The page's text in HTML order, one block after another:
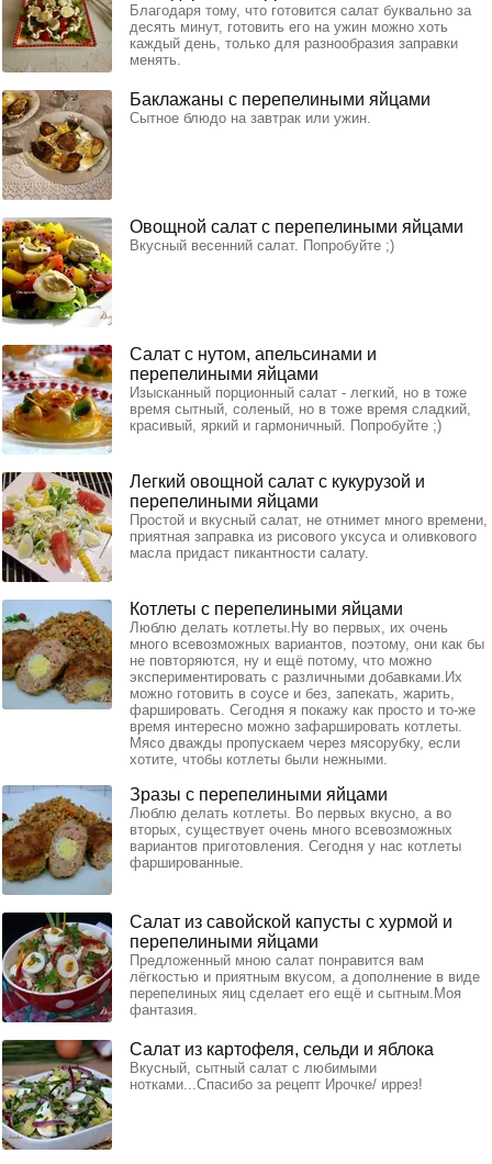
Благодаря тому, что готовится салат буквально за
десять минут, готовить его на ужин можно хоть
каждый день, только для разнообразия заправки
менять.
Баклажаны с перепелиными яйцами
Сытное блюдо на завтрак или ужин.
Овощной салат с перепелиными яйцами
Вкусный весенний салат. Попробуйте ;)
Салат с нутом, апельсинами и
перепелиными яйцами
Изысканный порционный салат - легкий, но в тоже
время сытный, соленый, но в тоже время сладкий,
красивый, яркий и гармоничный. Попробуйте ;)
Легкий овощной салат с кукурузой и
перепелиными яйцами
Простой и вкусный салат, не отнимет много времени,
приятная заправка из рисового уксуса и оливкового
масла придаст пикантности салату.
Котлеты с перепелиными яйцами
Люблю делать котлеты.Ну во первых, их очень
много всевозможных вариантов, поэтому, они как бы
не повторяются, ну и ещё потому, что можно
экспериментировать с различными добавками.Их
можно готовить в соусе и без, запекать, жарить,
фаршировать. Сегодня я покажу как просто и то-же
время интересно можно зафаршировать котлеты.
Мясо дважды пропускаем через мясорубку, если
хотите, чтобы котлеты были нежными.
Зразы с перепелиными яйцами
Люблю делать котлеты. Во первых вкусно, а во
вторых, существует очень много всевозможных
вариантов приготовления. Сегодня у нас котлеты
фаршированные.
Салат из савойской капусты с хурмой и
перепелиными яйцами
Предложенный мною салат понравится вам
лёгкостью и приятным вкусом, а дополнение в виде
перепелиных яиц сделает его ещё и сытным.Моя
фантазия.
Салат из картофеля, сельди и яблока
Вкусный, сытный салат с любимыми
нотками...Спасибо за рецепт Ирочке/ иррез!